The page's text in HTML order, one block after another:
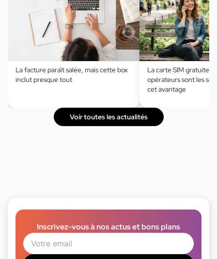
La facture paraît salée, mais cette box
inclut presque tout
La carte SIM gratuite ?
opérateurs sont les
cet avantage
Voir toutes les actualités
Inscrivez-vous à nos actus et bons plans